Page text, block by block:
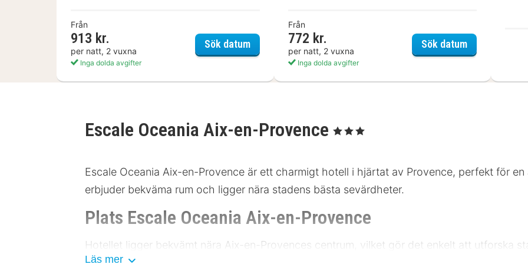
Från
913 kr.
per natt, 2 vuxna
Inga dolda avgifter
Sök datumIbis Aix en Provence Hotel
Från
772 kr.
per natt, 2 vuxna
Inga dolda avgifter
Sök datumAdonis Arc
Escale Oceania Aix-en-Provence , 3 Stjärnor
Escale Oceania Aix-en-Provence är ett charmigt hotell i hjärtat av Provence, perfekt för
erbjuder bekväma rum och ligger nära stadens bästa sevärdheter.
Plats Escale Oceania Aix-en-Provence
Hotellet ligger bekvämt nära Aix-en-Provences centrum, vilket gör det enkelt att utforska
Läs mer